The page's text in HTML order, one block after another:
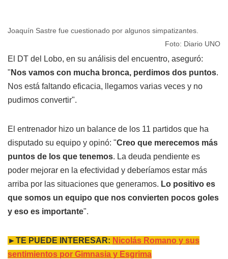
Joaquín Sastre fue cuestionado por algunos simpatizantes.
Foto: Diario UNO
El DT del Lobo, en su análisis del encuentro, aseguró:
" Nos vamos con mucha bronca, perdimos dos puntos.
Nos está faltando eficacia, llegamos varias veces y no
pudimos convertir".
El entrenador hizo un balance de los 11 partidos que ha
disputado su equipo y opinó: "Creo que merecemos más
puntos de los que tenemos. La deuda pendiente es
poder mejorar en la efectividad y deberíamos estar más
arriba por las situaciones que generamos. Lo positivo es
que somos un equipo que nos convierten pocos goles
y eso es importante".
►TE PUEDE INTERESAR: Nicolás Romano y sus
sentimientos por Gimnasia y Esgrima